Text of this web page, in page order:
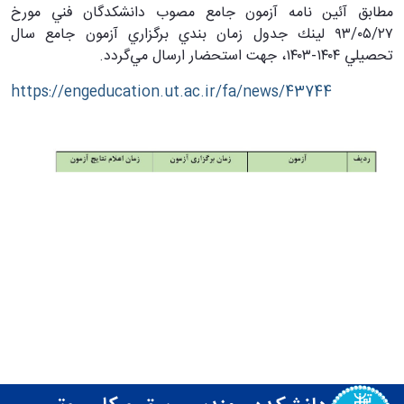
مطابق آئين نامه آزمون جامع مصوب دانشكدگان فني مورخ
۲۷/‏۰۵/‏۹۳ لينك جدول زمان بندي برگزاري آزمون جامع سال
تحصيلي ۱۴۰۴-۱۴۰۳، جهت استحضار ارسال مي‌گردد.
https://engeducation.ut.ac.ir/fa/news/43744